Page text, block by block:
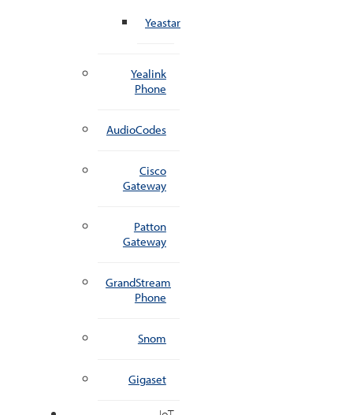
Yeastar
Yealink
Phone
AudioCodes
Cisco
Gateway
Patton
Gateway
GrandStream
Phone
Snom
Gigaset